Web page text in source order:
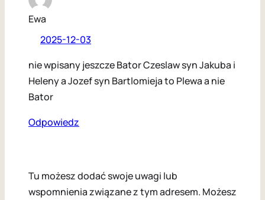
Ewa
2025-12-03
nie wpisany jeszcze Bator Czeslaw syn Jakuba i
Heleny a Jozef syn Bartlomieja to Plewa a nie
Bator
Odpowiedz
Tu możesz dodać swoje uwagi lub
wspomnienia związane z tym adresem. Możesz